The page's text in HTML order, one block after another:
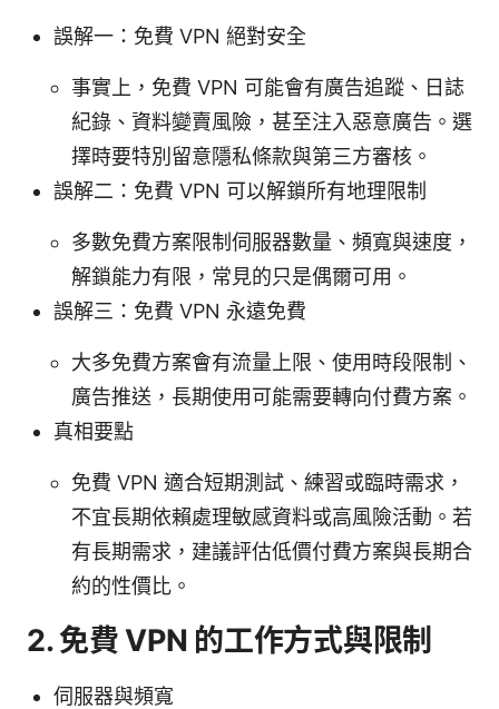
誤解一：免費 VPN 絕對安全
事實上，免費 VPN 可能會有廣告追蹤、日誌
紀錄、資料變賣風險，甚至注入惡意廣告。選
擇時要特別留意隱私條款與第三方審核。
誤解二：免費 VPN 可以解鎖所有地理限制
多數免費方案限制伺服器數量、頻寬與速度，
解鎖能力有限，常見的只是偶爾可用。
誤解三：免費 VPN 永遠免費
大多免費方案會有流量上限、使用時段限制、
廣告推送，長期使用可能需要轉向付費方案。
真相要點
免費 VPN 適合短期測試、練習或臨時需求，
不宜長期依賴處理敏感資料或高風險活動。若
有長期需求，建議評估低價付費方案與長期合
約的性價比。
2. 免費 VPN 的工作方式與限制
伺服器與頻寬